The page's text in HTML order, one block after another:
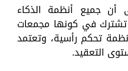
أن جميع أنظمة الذكاء
تشترك في كونها مجمعات
تحكم رأسية، وتعتمد
التعقيد.